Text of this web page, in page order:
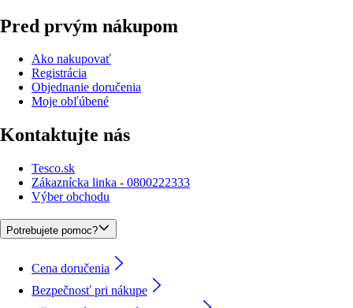
Pred prvým nákupom
Ako nakupovať
Registrácia
Objednanie doručenia
Moje obľúbené
Kontaktujte nás
Tesco.sk
Zákaznícka linka - 0800222333
Výber obchodu
Potrebujete pomoc?
Cena doručenia
Bezpečnosť pri nákupe